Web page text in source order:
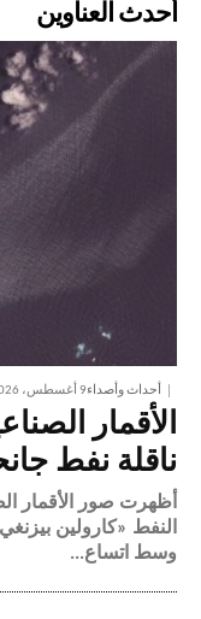
أحدث العناوين
أحداث وأصداء9 أغسطس، 2026
الأقمار
ناقلة نفط
أظهرت صور الأقمار
النفط «كارولين
وسط اتساع...